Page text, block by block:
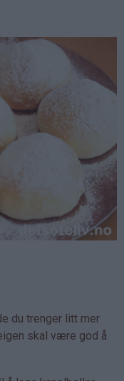
du trenger litt mer
skal være god å